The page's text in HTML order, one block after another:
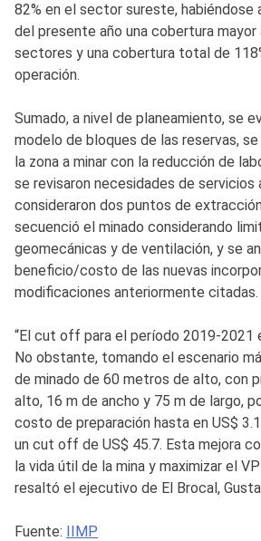
82% en el sector sureste, habiéndose
del presente año una cobertura mayor
sectores y una cobertura total de
operación.
Sumado, a nivel de planeamiento, se
modelo de bloques de las reservas,
la zona a minar con la reducción de
se revisaron necesidades de servicios
consideraron dos puntos de
secuenció el minado considerando
geomecánicas y de ventilación, y se
beneficio/costo de las nuevas
modificaciones anteriormente citadas.
“El cut off para el período 2019-2021
No obstante, tomando el escenario
de minado de 60 metros de alto, con
alto, 16 m de ancho y 75 m de largo,
costo de preparación hasta en US$
un cut off de US$ 45.7. Esta mejora
la vida útil de la mina y maximizar el
resaltó el ejecutivo de El Brocal,
Fuente: IIMP